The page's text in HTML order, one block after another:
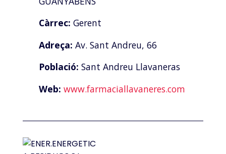
Càrrec: Gerent
Adreça: Av. Sant Andreu, 66
Població: Sant Andreu Llavaneras
Web: www.farmaciallavaneres.com